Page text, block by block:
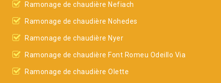
Ramonage de chaudière Nefiach
Ramonage de chaudière Nohedes
Ramonage de chaudière Nyer
Ramonage de chaudière Font Romeu Odeillo Via
Ramonage de chaudière Olette